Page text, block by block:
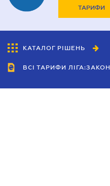
ТАРИФИ
КАТАЛОГ РІШЕНЬ
ВСІ ТАРИФИ ЛІГА:ЗАКОН